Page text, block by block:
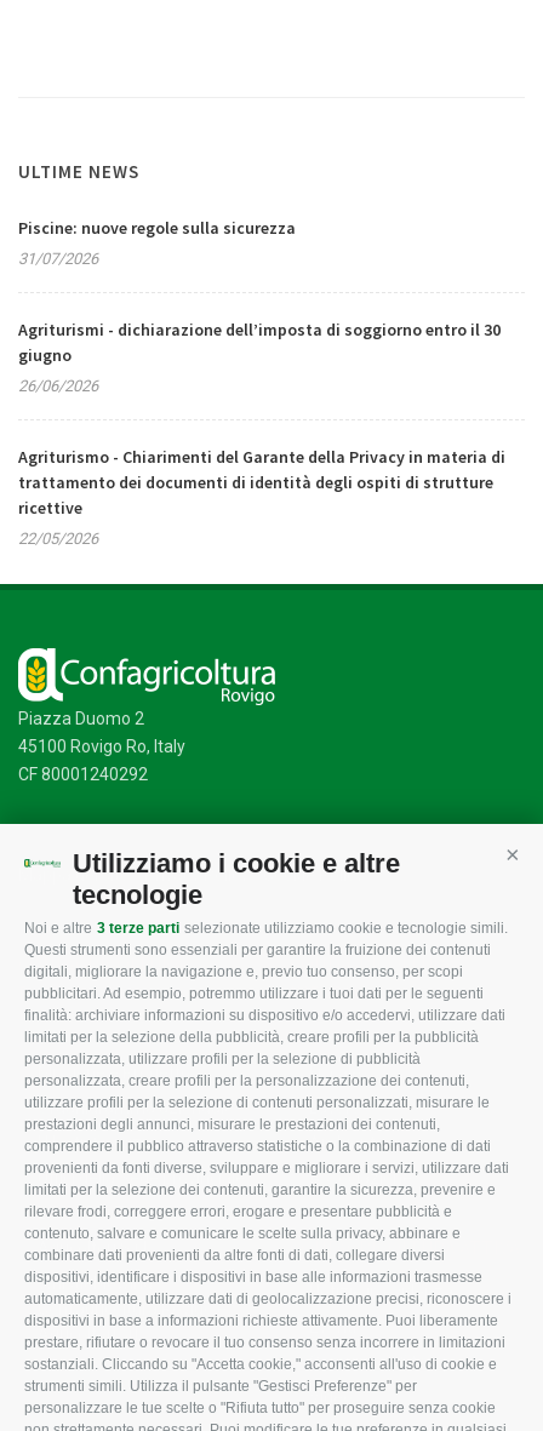
Utilizziamo i cookie e altre
tecnologie
Noi e altre 3 terze parti selezionate utilizziamo cookie e tecnologie simili.
Questi strumenti sono essenziali per garantire la fruizione dei contenuti
digitali, migliorare la navigazione e, previo tuo consenso, per scopi
pubblicitari. Ad esempio, potremmo utilizzare i tuoi dati per le seguenti
finalità: archiviare informazioni su dispositivo e/o accedervi, utilizzare dati
limitati per la selezione della pubblicità, creare profili per la pubblicità
personalizzata, utilizzare profili per la selezione di pubblicità
personalizzata, creare profili per la personalizzazione dei contenuti,
utilizzare profili per la selezione di contenuti personalizzati, misurare le
prestazioni degli annunci, misurare le prestazioni dei contenuti,
comprendere il pubblico attraverso statistiche o la combinazione di dati
provenienti da fonti diverse, sviluppare e migliorare i servizi, utilizzare dati
limitati per la selezione dei contenuti, garantire la sicurezza, prevenire e
rilevare frodi, correggere errori, erogare e presentare pubblicità e
contenuto, salvare e comunicare le scelte sulla privacy, abbinare e
combinare dati provenienti da altre fonti di dati, collegare diversi
dispositivi, identificare i dispositivi in base alle informazioni trasmesse
automaticamente, utilizzare dati di geolocalizzazione precisi, riconoscere i
dispositivi in base a informazioni richieste attivamente. Puoi liberamente
prestare, rifiutare o revocare il tuo consenso senza incorrere in limitazioni
sostanziali. Cliccando su "Accetta cookie," acconsenti all'uso di cookie e
strumenti simili. Utilizza il pulsante "Gestisci Preferenze" per
personalizzare le tue scelte o "Rifiuta tutto" per proseguire senza cookie
ULTIME NEWS
Piscine: nuove regole sulla sicurezza
31/07/2026
Agriturismi - dichiarazione dell’imposta di soggiorno entro il 30
giugno
26/06/2026
Agriturismo - Chiarimenti del Garante della Privacy in materia di
trattamento dei documenti di identità degli ospiti di strutture
ricettive
22/05/2026
Piazza Duomo 2
45100 Rovigo Ro, Italy
CF 80001240292
Mappa del sito/Privacy Policy/Cookie Policy
CONFAGRICOLTURA
ROVIGO
L'Associazione
Missione e Progetto
Organigramma aziendale
I Nostri Servizi
Uffici della Sede provinciale
Le Sedi di Zona
Agricoltori S.r.l.
Whistleblowing
Confagricoltura Rovigo e
Agricoltori srl
CONFAGRICOLTURA
INFORMA
Tecnico
Fiscale
Lavoro
Ambiente
Associazione
CONFAGRICOLTURA ATTIVA
Notizie in evidenza
Eventi
Comunicati Stampa
Video